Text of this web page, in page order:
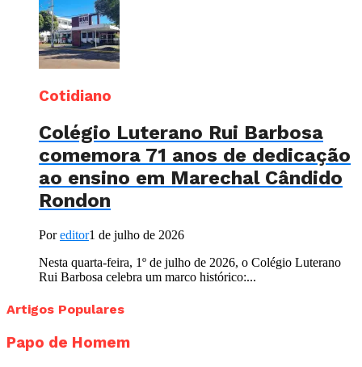
Cotidiano
Colégio Luterano Rui Barbosa
comemora 71 anos de dedicação
ao ensino em Marechal Cândido
Rondon
Poreditor1 de julho de 2026
Nesta quarta-feira, 1º de julho de 2026, o Colégio Luterano
Rui Barbosa celebra um marco histórico:...
Artigos Populares
Papo de Homem